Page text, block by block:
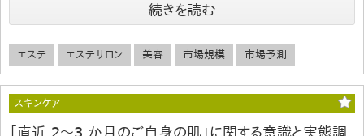
続きを読む
エステ エステサロン 美容 市場規模 市場予測
スキンケア
「直近 2～3 か月のご自身の肌」に関する意識と実態調